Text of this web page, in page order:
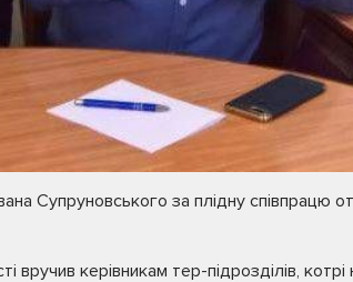
Супруновського за плідну співпрацю
вручив керівникам тер-підрозділів,